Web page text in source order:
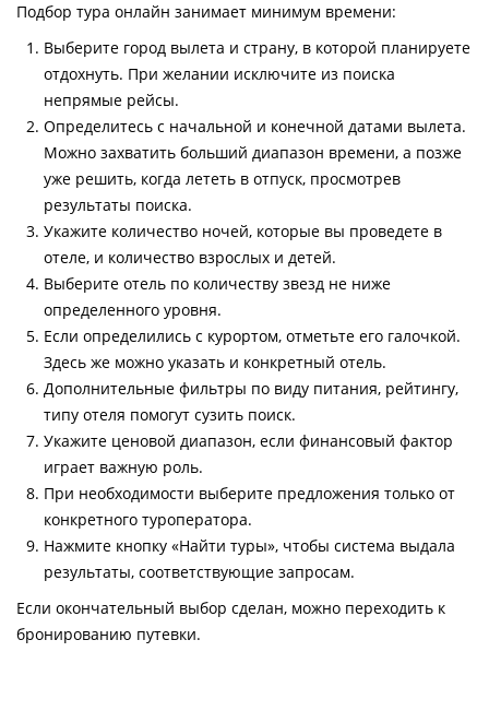
Подбор тура онлайн занимает минимум времени:
Выберите город вылета и страну, в которой планируете
отдохнуть. При желании исключите из поиска
непрямые рейсы.
Определитесь с начальной и конечной датами вылета.
Можно захватить больший диапазон времени, а позже
уже решить, когда лететь в отпуск, просмотрев
результаты поиска.
Укажите количество ночей, которые вы проведете в
отеле, и количество взрослых и детей.
Выберите отель по количеству звезд не ниже
определенного уровня.
Если определились с курортом, отметьте его галочкой.
Здесь же можно указать и конкретный отель.
Дополнительные фильтры по виду питания, рейтингу,
типу отеля помогут сузить поиск.
Укажите ценовой диапазон, если финансовый фактор
играет важную роль.
При необходимости выберите предложения только от
конкретного туроператора.
Нажмите кнопку «Найти туры», чтобы система выдала
результаты, соответствующие запросам.
Если окончательный выбор сделан, можно переходить к
бронированию путевки.